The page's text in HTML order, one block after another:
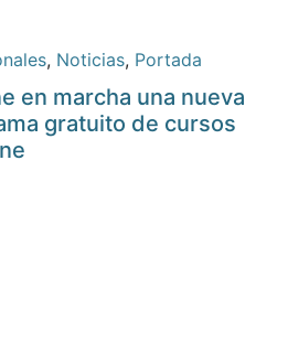
, Noticias, Portada
en marcha una nueva
gratuito de cursos